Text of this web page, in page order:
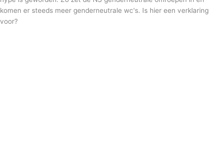
komen er steeds meer genderneutrale wc's. Is hier een verklaring
voor?